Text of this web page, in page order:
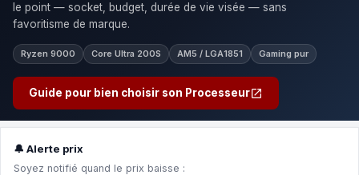
le point — socket, budget, durée de vie visée — sans
favoritisme de marque.
Ryzen 9000 Core Ultra 200S AM5 / LGA1851 Gaming pur
Guide pour bien choisir son Processeur
🔔 Alerte prix
Soyez notifié quand le prix baisse :